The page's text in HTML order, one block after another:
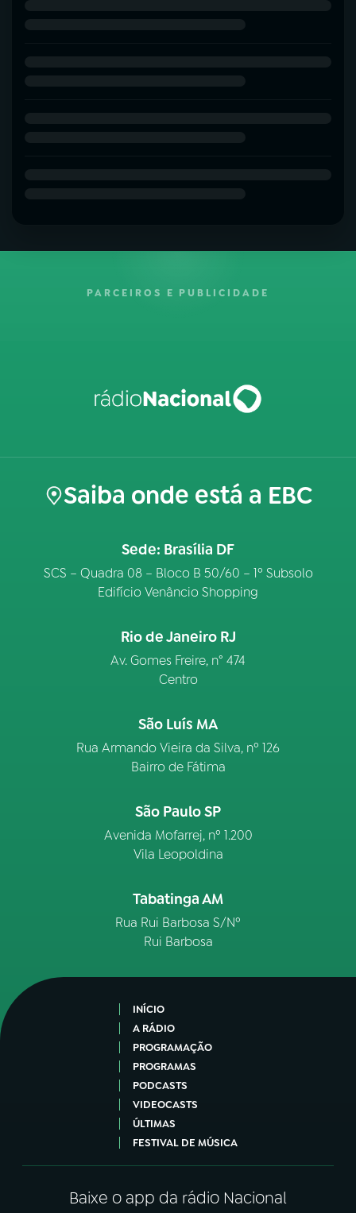
PARCEIROS E PUBLICIDADE
Saiba onde está a EBC
Sede: Brasília DF
SCS – Quadra 08 – Bloco B 50/60 – 1º Subsolo
Edifício Venâncio Shopping
Rio de Janeiro RJ
Av. Gomes Freire, n° 474
Centro
São Luís MA
Rua Armando Vieira da Silva, nº 126
Bairro de Fátima
São Paulo SP
Avenida Mofarrej, nº 1.200
Vila Leopoldina
Tabatinga AM
Rua Rui Barbosa S/Nº
Rui Barbosa
INÍCIO
A RÁDIO
PROGRAMAÇÃO
PROGRAMAS
PODCASTS
VIDEOCASTS
ÚLTIMAS
FESTIVAL DE MÚSICA
Baixe o app da rádio Nacional